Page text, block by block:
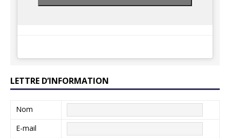
LETTRE D’INFORMATION
Nom
E-mail